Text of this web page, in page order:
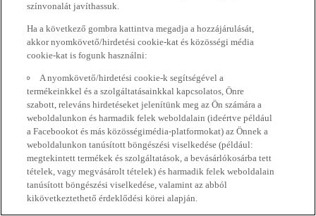
színvonalát javíthassuk.
Ha a következő gombra kattintva megadja a hozzájárulását,
akkor nyomkövető/hirdetési cookie-kat és közösségi média
cookie-kat is fogunk használni:
A nyomkövető/hirdetési cookie-k segítségével a
termékeinkkel és a szolgáltatásainkkal kapcsolatos, Önre
szabott, releváns hirdetéseket jelenítünk meg az Ön számára a
weboldalunkon és harmadik felek weboldalain (ideértve például
a Facebookot és más közösségimédia-platformokat) az Önnek a
weboldalunkon tanúsított böngészési viselkedése (például:
megtekintett termékek és szolgáltatások, a bevásárlókosárba tett
tételek, vagy megvásárolt tételek) és harmadik felek weboldalain
tanúsított böngészési viselkedése, valamint az abból
kikövetkeztethető érdeklődési körei alapján.